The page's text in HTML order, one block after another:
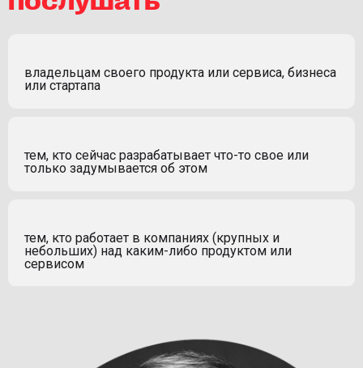
владельцам своего продукта или сервиса, бизнеса
или стартапа
тем, кто сейчас разрабатывает что-то свое или
только задумывается об этом
тем, кто работает в компаниях (крупных и
небольших) над каким-либо продуктом или
сервисом